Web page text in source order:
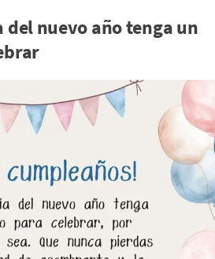
del nuevo año tenga un